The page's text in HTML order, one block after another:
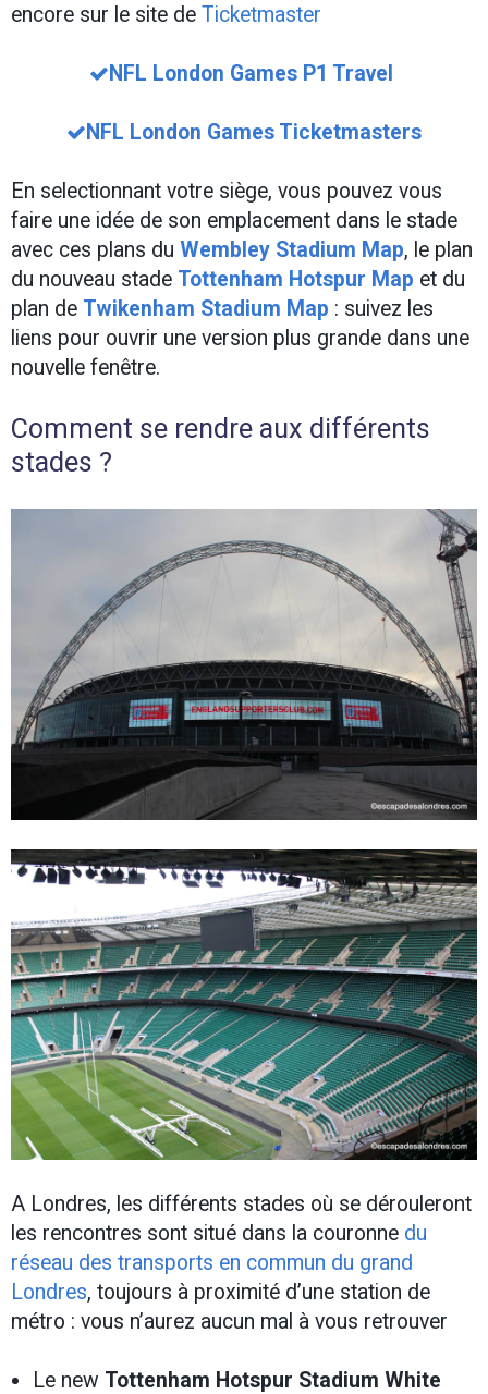
encore sur le site de Ticketmaster
NFL London Games P1 Travel
NFL London Games Ticketmasters
En selectionnant votre siège, vous pouvez vous
faire une idée de son emplacement dans le stade
avec ces plans du Wembley Stadium Map, le plan
du nouveau stade Tottenham Hotspur Map et du
plan de Twikenham Stadium Map : suivez les
liens pour ouvrir une version plus grande dans une
nouvelle fenêtre.
Comment se rendre aux différents
stades ?
A Londres, les différents stades où se dérouleront
les rencontres sont situé dans la couronne du
réseau des transports en commun du grand
Londres, toujours à proximité d’une station de
métro : vous n’aurez aucun mal à vous retrouver
Le new Tottenham Hotspur Stadium White